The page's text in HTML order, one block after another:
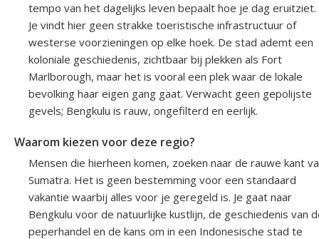
tempo van het dagelijks leven bepaalt hoe je dag eruitziet.
Je vindt hier geen strakke toeristische infrastructuur of
westerse voorzieningen op elke hoek. De stad ademt een
koloniale geschiedenis, zichtbaar bij plekken als Fort
Marlborough, maar het is vooral een plek waar de lokale
bevolking haar eigen gang gaat. Verwacht geen gepolijste
gevels; Bengkulu is rauw, ongefilterd en eerlijk.
Waarom kiezen voor deze regio?
Mensen die hierheen komen, zoeken naar de rauwe kant
Sumatra. Het is geen bestemming voor een standaard
vakantie waarbij alles voor je geregeld is. Je gaat naar
Bengkulu voor de natuurlijke kustlijn, de geschiedenis van
peperhandel en de kans om in een Indonesische stad te